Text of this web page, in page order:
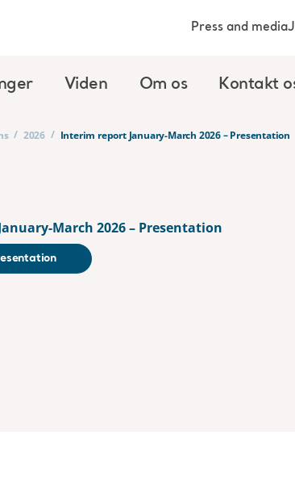
Viden Om os Kontakt
Press and media
/ 2026 / Interim report January-March 2026 – Presentation
March 2026 – Presentation